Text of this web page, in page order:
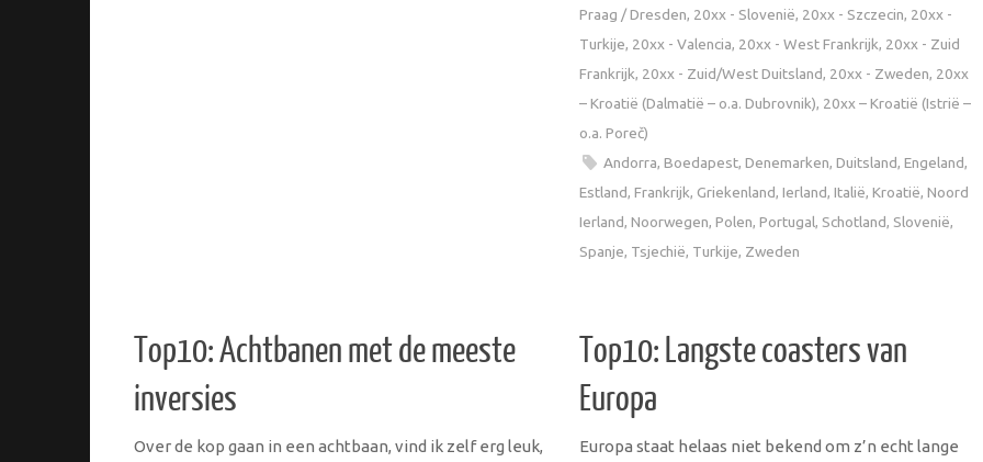
Praag / Dresden, 20xx - Slovenië, 20xx - Szczecin, 20xx -
Turkije, 20xx - Valencia, 20xx - West Frankrijk, 20xx - Zuid
Frankrijk, 20xx - Zuid/West Duitsland, 20xx - Zweden, 20xx
– Kroatië (Dalmatië – o.a. Dubrovnik), 20xx – Kroatië (Istrië –
o.a. Poreč)
Andorra, Boedapest, Denemarken, Duitsland, Engeland,
Estland, Frankrijk, Griekenland, Ierland, Italië, Kroatië, Noord
Ierland, Noorwegen, Polen, Portugal, Schotland, Slovenië,
Spanje, Tsjechië, Turkije, Zweden
Top10: Achtbanen met de meeste
inversies
Over de kop gaan in een achtbaan, vind ik zelf erg leuk,
Top10: Langste coasters van
Europa
Europa staat helaas niet bekend om z’n echt lange